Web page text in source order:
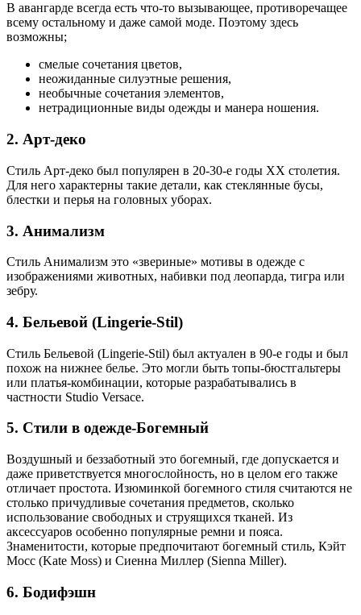
В авангарде всегда есть что-то вызывающее, противоречащее
всему остальному и даже самой моде. Поэтому здесь
возможны;
смелые сочетания цветов,
неожиданные силуэтные решения,
необычные сочетания элементов,
нетрадиционные виды одежды и манера ношения.
2. Арт-деко
Стиль Арт-деко был популярен в 20-30-е годы XX столетия.
Для него характерны такие детали, как стеклянные бусы,
блестки и перья на головных уборах.
3. Анимализм
Стиль Анимализм это «звериные» мотивы в одежде с
изображениями животных, набивки под леопарда, тигра или
зебру.
4. Бельевой (Lingerie-Stil)
Стиль Бельевой (Lingerie-Stil) был актуален в 90-е годы и был
похож на нижнее белье. Это могли быть топы-бюстгальтеры
или платья-комбинации, которые разрабатывались в
частности Studio Versace.
5. Стили в одежде-Богемный
Воздушный и беззаботный это богемный, где допускается и
даже приветствуется многослойность, но в целом его также
отличает простота. Изюминкой богемного стиля считаются не
столько причудливые сочетания предметов, сколько
использование свободных и струящихся тканей. Из
аксессуаров особенно популярные ремни и пояса.
Знаменитости, которые предпочитают богемный стиль, Кэйт
Мосс (Kate Moss) и Сиенна Миллер (Sienna Miller).
6. Бодифэшн